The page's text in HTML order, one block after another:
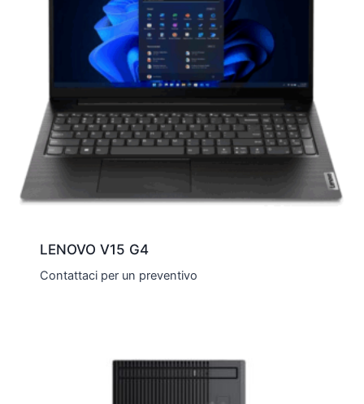
LENOVO V15 G4
Contattaci per un preventivo